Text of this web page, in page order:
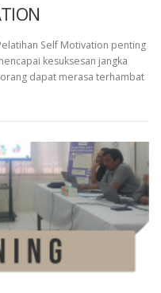
Pelatihan Self Motivation penting
kesuksesan jangka
dapat merasa terhambat